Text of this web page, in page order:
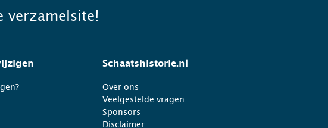
verzamelsite!
Schaatshistorie.nl
Over ons
Veelgestelde vragen
Sponsors
Disclaimer